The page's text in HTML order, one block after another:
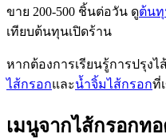
ขาย 200-500 ชิ้นต่อวัน ดูต้นทุ
เทียบต้นทุนเปิดร้าน
หากต้องการเรียนรู้การปรุง
ไส้กรอกและน้ำจิ้มไส้กรอกที่
เมนูจากไส้กรอกท